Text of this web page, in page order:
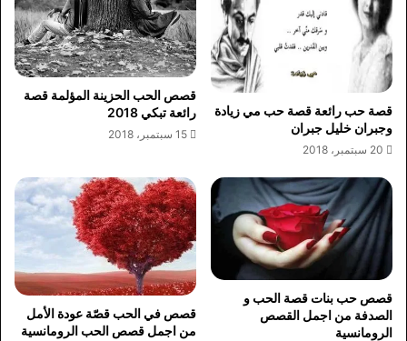
قصة حب رائعة قصة حب مي زيادة
وجبران خليل جبران
20 سبتمبر، 2018
قصص الحب الحزينة المؤلمة قصة
رائعة تبكي 2018
15 سبتمبر، 2018
قصص حب بنات قصة الحب و
الصدفة من اجمل القصص
الرومانسية
قصص في الحب قصّة عودة الأمل
من اجمل قصص الحب الرومانسية